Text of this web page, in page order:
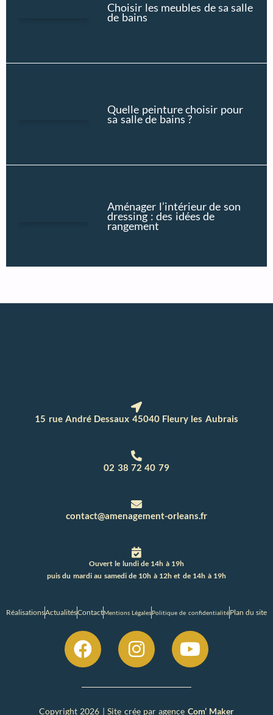
Choisir les meubles de sa salle
de bains
Quelle peinture choisir pour
sa salle de bains ?
Aménager l’intérieur de son
dressing : des idées de
rangement
15 rue André Dessaux 45040 Fleury les Aubrais
02 38 72 40 79
contact@amenagement-orleans.fr
Ouvert le lundi de 14h à 19h
puis du mardi au samedi de 10h à 12h et de 14h à 19h
RéalisationsActualitésContactMentions LégalesPolitique de confidentialitéPlan du site
Copyright 2026 | Site crée par agence Com’ Maker